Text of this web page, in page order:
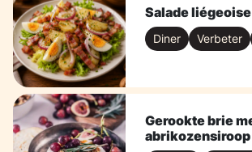
Salade
Diner Verbeter
Gerookte brie
abrikozensiroop